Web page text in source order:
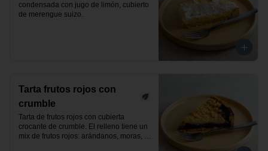
condensada con jugo de limón, cubierto
de merengue suizo.
Tarta frutos rojos con
crumble
Tarta de frutos rojos con cubierta
crocante de crumble. El relleno tiene un
mix de frutos rojos: arándanos, moras,